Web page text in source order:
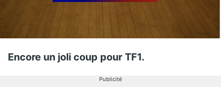
Encore un joli coup pour TF1.
Publicité